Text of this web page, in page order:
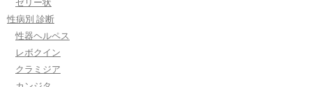
性病別 診断
性器ヘルペス
レボクイン
クラミジア